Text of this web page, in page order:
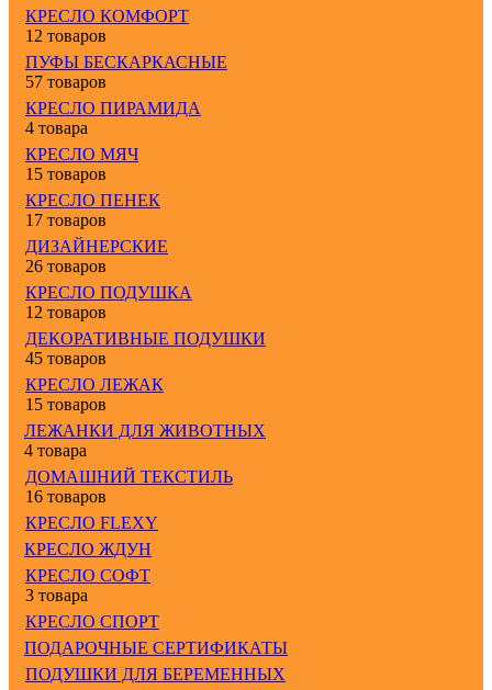
КРЕСЛО КОМФОРТ
12 товаров
ПУФЫ БЕСКАРКАСНЫЕ
57 товаров
КРЕСЛО ПИРАМИДА
4 товара
КРЕСЛО МЯЧ
15 товаров
КРЕСЛО ПЕНЕК
17 товаров
ДИЗАЙНЕРСКИЕ
26 товаров
КРЕСЛО ПОДУШКА
12 товаров
ДЕКОРАТИВНЫЕ ПОДУШКИ
45 товаров
КРЕСЛО ЛЕЖАК
15 товаров
ЛЕЖАНКИ ДЛЯ ЖИВОТНЫХ
4 товара
ДОМАШНИЙ ТЕКСТИЛЬ
16 товаров
КРЕСЛО FLEXY
КРЕСЛО ЖДУН
КРЕСЛО СОФТ
3 товара
КРЕСЛО СПОРТ
ПОДАРОЧНЫЕ СЕРТИФИКАТЫ
ПОДУШКИ ДЛЯ БЕРЕМЕННЫХ